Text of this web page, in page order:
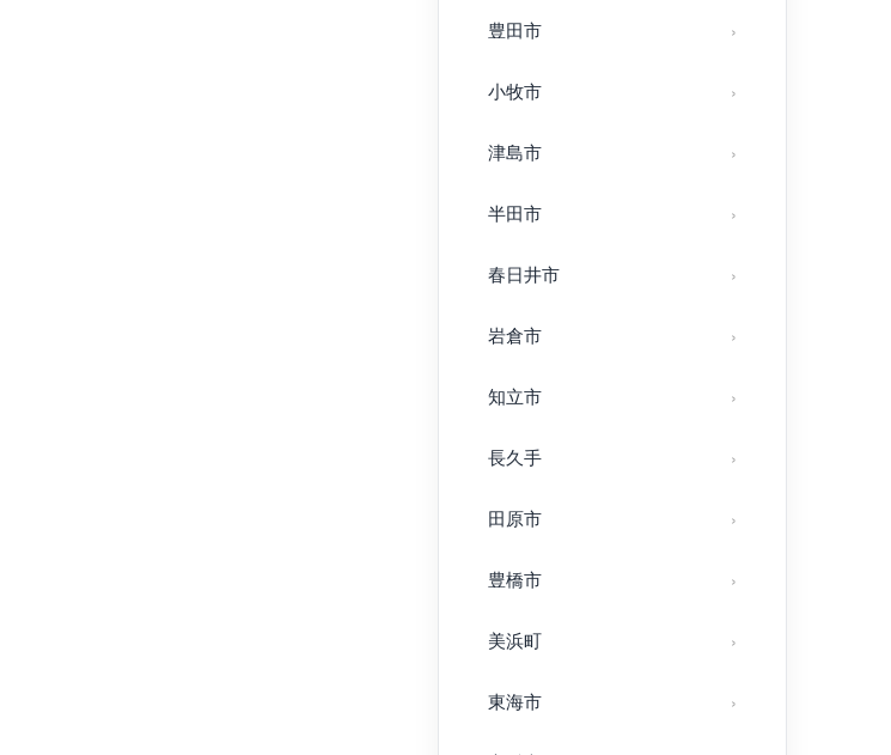
豊田市
小牧市
津島市
半田市
春日井市
岩倉市
知立市
長久手
田原市
豊橋市
美浜町
東海市